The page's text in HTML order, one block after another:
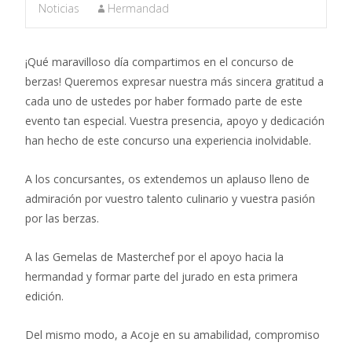
Noticias
Hermandad
¡Qué maravilloso día compartimos en el concurso de
berzas! Queremos expresar nuestra más sincera gratitud a
cada uno de ustedes por haber formado parte de este
evento tan especial. Vuestra presencia, apoyo y dedicación
han hecho de este concurso una experiencia inolvidable.
A los concursantes, os extendemos un aplauso lleno de
admiración por vuestro talento culinario y vuestra pasión
por las berzas.
A las Gemelas de Masterchef por el apoyo hacia la
hermandad y formar parte del jurado en esta primera
edición.
Del mismo modo, a Acoje en su amabilidad, compromiso